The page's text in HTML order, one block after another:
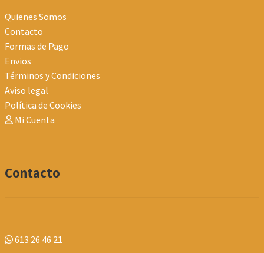
Quienes Somos
Contacto
Formas de Pago
Envios
Términos y Condiciones
Aviso legal
Política de Cookies
Mi Cuenta
Contacto
613 26 46 21